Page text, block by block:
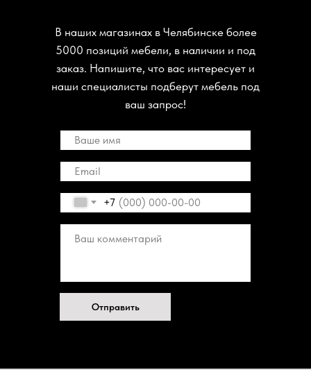
+7
Отправить
В наших магазинах в Челябинске более
5000 позиций мебели, в наличии и под
заказ. Напишите, что вас интересует и
наши специалисты подберут мебель под
ваш запрос!